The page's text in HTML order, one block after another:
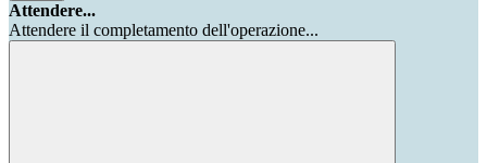
Attendere...
Attendere il completamento dell'operazione...